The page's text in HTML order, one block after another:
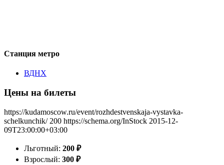
Станция метро
ВДНХ
Цены на билеты
https://kudamoscow.ru/event/rozhdestvenskaja-vystavka-
schelkunchik/ 200 https://schema.org/InStock 2015-12-
09T23:00:00+03:00
Льготный: 200 ₽
Взрослый: 300 ₽